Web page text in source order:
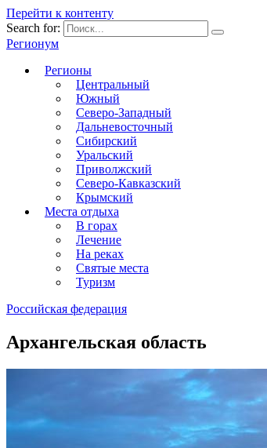
Перейти к контенту
Search for:
Регионум
Регионы
Центральный
Южный
Северо-Западный
Дальневосточный
Сибирский
Уральский
Приволжский
Северо-Кавказский
Крымский
Места отдыха
В горах
Лечение
На реках
Святые места
Туризм
Российская федерация
Архангельская область